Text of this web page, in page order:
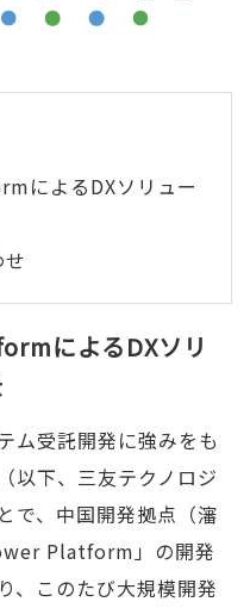
によるDXソリュー
によるDXソリ
ム受託開発に強みをも
以下、三友テクノロジ
で、中国開発拠点（瀋
Platform」の開発
、このたび大規模開発